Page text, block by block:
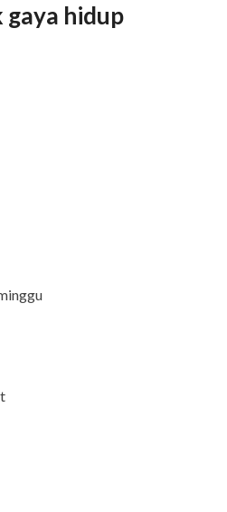
hidup